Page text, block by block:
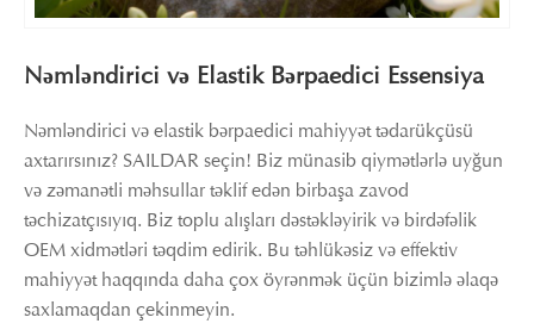
Nəmləndirici və Elastik Bərpaedici Essensiya
Nəmləndirici və elastik bərpaedici mahiyyət tədarükçüsü
axtarırsınız? SAILDAR seçin! Biz münasib qiymətlərlə uyğun
və zəmanətli məhsullar təklif edən birbaşa zavod
təchizatçısıyıq. Biz toplu alışları dəstəkləyirik və birdəfəlik
OEM xidmətləri təqdim edirik. Bu təhlükəsiz və effektiv
mahiyyət haqqında daha çox öyrənmək üçün bizimlə əlaqə
saxlamaqdan çekinmeyin.